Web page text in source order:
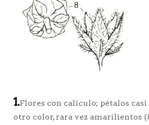
1.Flores con calículo; pétalos casi
otro color, rara vez amarilientos